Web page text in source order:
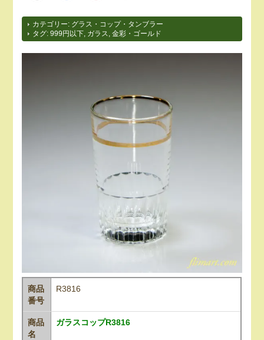
カテゴリー: グラス・コップ・タンブラー
タグ:999円以下 ガラス ,金彩・ゴールド
商品
番号
R3816
商品
名
ガラスコップR3816